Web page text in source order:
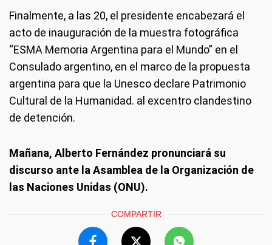
Finalmente, a las 20, el presidente encabezará el
acto de inauguración de la muestra fotográfica
“ESMA Memoria Argentina para el Mundo” en el
Consulado argentino, en el marco de la propuesta
argentina para que la Unesco declare Patrimonio
Cultural de la Humanidad. al excentro clandestino
de detención.
Mañana, Alberto Fernández pronunciará su
discurso ante la Asamblea de la Organización de
las Naciones Unidas (ONU).
COMPARTIR